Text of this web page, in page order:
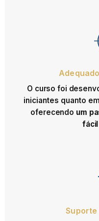
O curso foi
iniciantes quanto
oferecendo um
Suporte